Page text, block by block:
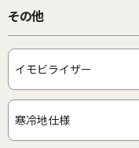
その他
イモビライザー
寒冷地仕様